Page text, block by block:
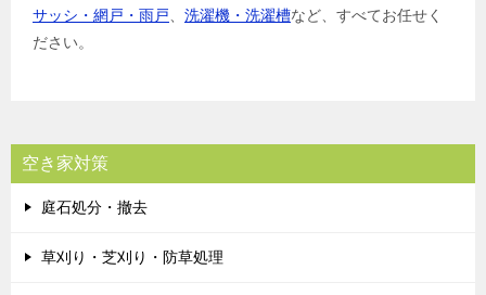
サッシ・網戸・雨戸、 洗濯機・洗濯槽など、すべてお任せく
ださい。
空き家対策
庭石処分・撤去
草刈り・芝刈り・防草処理